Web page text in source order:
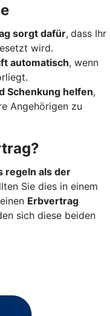
sorgt dafür, dass Ihr
wird.
automatisch, wenn
Schenkung helfen,
Angehörigen zu
regeln als der
Sie dies in einem
Erbvertrag
sich diese beiden